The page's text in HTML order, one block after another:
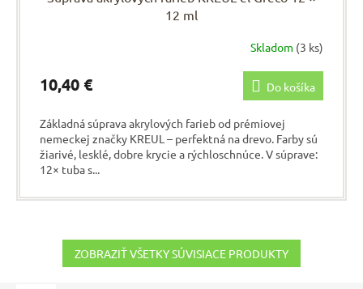
12 ml
Skladom (3 ks)
10,40 € Do košíka
Základná súprava akrylových farieb od prémiovej
nemeckej značky KREUL – perfektná na drevo. Farby sú
žiarivé, lesklé, dobre krycie a rýchloschnúce. V súprave:
12× tuba s...
ZOBRAZIŤ VŠETKY SÚVISIACE PRODUKTY